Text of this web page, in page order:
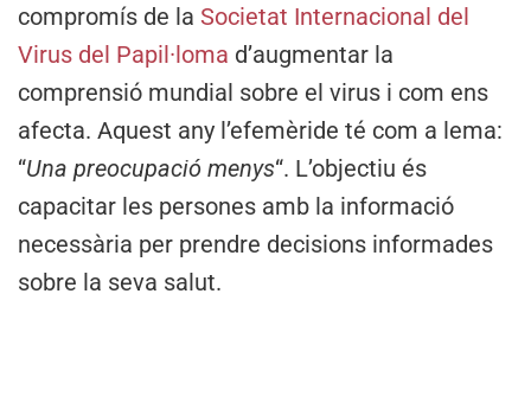
compromís de la Societat Internacional del
Virus del Papil·loma d’augmentar la
comprensió mundial sobre el virus i com ens
afecta. Aquest any l’efemèride té com a lema:
“Una preocupació menys“. L’objectiu és
capacitar les persones amb la informació
necessària per prendre decisions informades
sobre la seva salut.